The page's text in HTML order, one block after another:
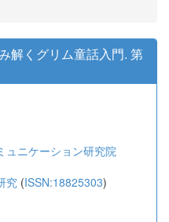
解くグリム童話入門. 第
ュニケーション研究院
究 (ISSN:18825303)